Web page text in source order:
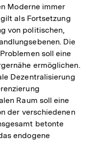
Moderne immer
als Fortsetzung
von politischen,
Die
soll eine
ermöglichen.
Dezentralisierung
Raum soll eine
der verschiedenen
betonte
endogene